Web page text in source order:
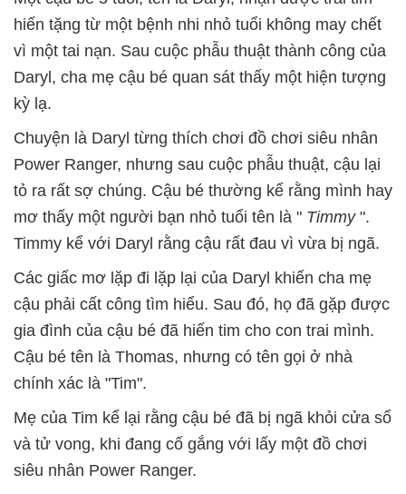
hiến tặng từ một bệnh nhi nhỏ tuổi không may chết
vì một tai nạn. Sau cuộc phẫu thuật thành công của
Daryl, cha mẹ cậu bé quan sát thấy một hiện tượng
kỳ lạ.
Chuyện là Daryl từng thích chơi đồ chơi siêu nhân
Power Ranger, nhưng sau cuộc phẫu thuật, cậu lại
tỏ ra rất sợ chúng. Cậu bé thường kể rằng mình hay
mơ thấy một người bạn nhỏ tuổi tên là " Timmy ".
Timmy kể với Daryl rằng cậu rất đau vì vừa bị ngã.
Các giấc mơ lặp đi lặp lại của Daryl khiến cha mẹ
cậu phải cất công tìm hiểu. Sau đó, họ đã gặp được
gia đình của cậu bé đã hiến tim cho con trai mình.
Cậu bé tên là Thomas, nhưng có tên gọi ở nhà
chính xác là "Tim".
Mẹ của Tim kể lại rằng cậu bé đã bị ngã khỏi cửa sổ
và tử vong, khi đang cố gắng với lấy một đồ chơi
siêu nhân Power Ranger.